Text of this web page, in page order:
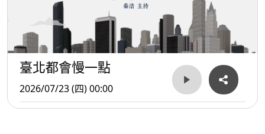
臺北都會慢一點
2026/07/23 (四) 00:00